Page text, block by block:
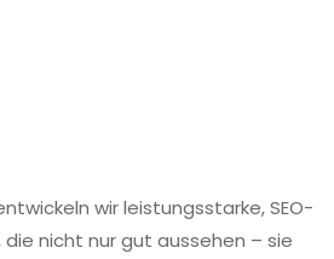
wir leistungsstarke, SEO-
nicht nur gut aussehen – sie